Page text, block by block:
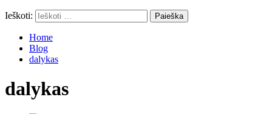
Ieškoti:
Home
Blog
dalykas
dalykas